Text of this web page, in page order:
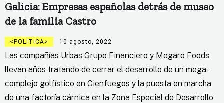
Galicia: Empresas españolas detrás de museo
de la familia Castro
POLÍTICA 10 agosto, 2022
Las compañías Urbas Grupo Financiero y Megaro Foods
llevan años tratando de cerrar el desarrollo de un mega-
complejo golfístico en Cienfuegos y la puesta en marcha
de una factoría cárnica en la Zona Especial de Desarrollo